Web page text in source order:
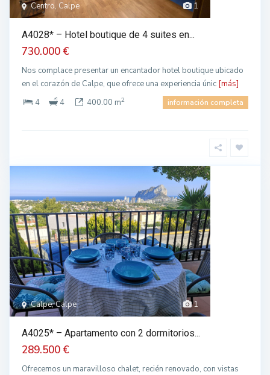
1
Centro, Calpe
A4028* – Hotel boutique de 4 suites en...
730.000 €
Nos complace presentar un encantador hotel boutique ubicado
en el corazón de Calpe, que ofrece una experiencia únic [más]
4
4 400.00 m2 información completa
1
Calpe, Calpe
A4025* – Apartamento con 2 dormitorios...
289.500 €
Ofrecemos un maravilloso chalet, recién renovado, con vistas